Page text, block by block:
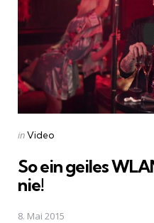
Posted
inVideo
So ein geiles
nie!
8. Mai 2015